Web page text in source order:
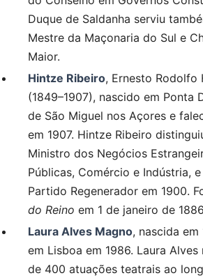
Duque de Saldanha serviu
Mestre da Maçonaria do Sul e
Maior.
Hintze Ribeiro, Ernesto Rodolfo
(1849–1907), nascido em Ponta
de São Miguel nos Açores e
em 1907. Hintze Ribeiro
Ministro dos Negócios
Públicas, Comércio e Indústria,
Partido Regenerador em 1900.
do Reino em 1 de janeiro de
Laura Alves Magno, nascida em
em Lisboa em 1986. Laura
de 400 atuações teatrais ao